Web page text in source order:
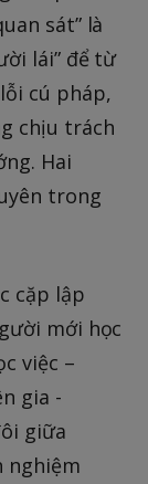
sát” là
lái” để từ
cú pháp,
chịu trách
Hai
trong
cặp lập
mới học
việc –
gia -
giữa
nghiệm